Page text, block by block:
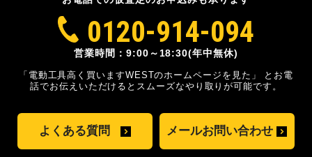
0120-914-094
営業時間：9:00～18:30(年中無休)
「電動工具高く買いますWESTのホームページを見た」
とお電
話でお伝えいただけるとスムーズなやり取りが可能です。
よくある質問 メールお問い合わせ